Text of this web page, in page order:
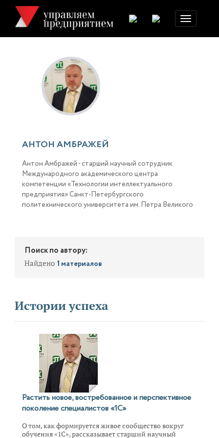
Toggle
navigation
АНТОН АМБРАЖЕЙ
Антон Амбражей - старший научный сотрудник
Международного академического центра
компетенции «Технологии интеллектуального
предприятия» Санкт-Петербургского
политехнического университета им. Петра Великого
Поиск по автору:
Найдено 1 материалов
Истории успеха
Растить новое, востребованное и перспективное
поколение специалистов «1С»
О том, как формируется живое сообщество вокруг
обучения «1С», рассказывает старший научный